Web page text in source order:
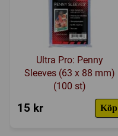
Ultra Pro: Penny
Sleeves (63 x 88 mm)
(100 st)
15 kr Köp